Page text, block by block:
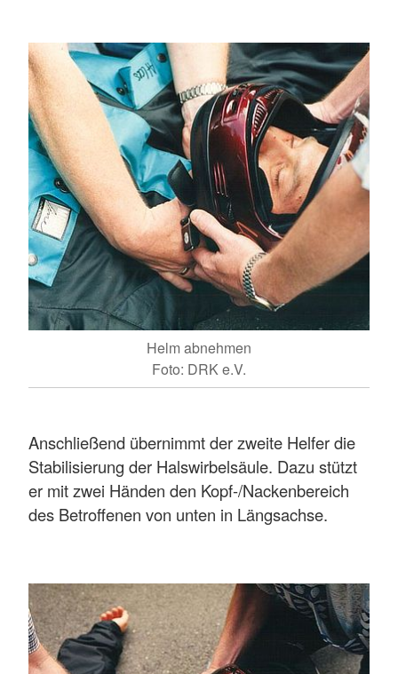
Helm abnehmen
Foto: DRK e.V.
Anschließend übernimmt der zweite Helfer die
Stabilisierung der Halswirbelsäule. Dazu stützt
er mit zwei Händen den Kopf-/Nackenbereich
des Betroffenen von unten in Längsachse.